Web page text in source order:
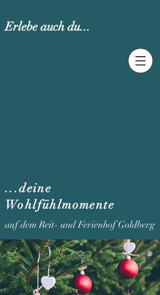
Erlebe auch du...
...deine
Wohlfühlmomente
auf dem Reit- und Ferienhof Goldberg